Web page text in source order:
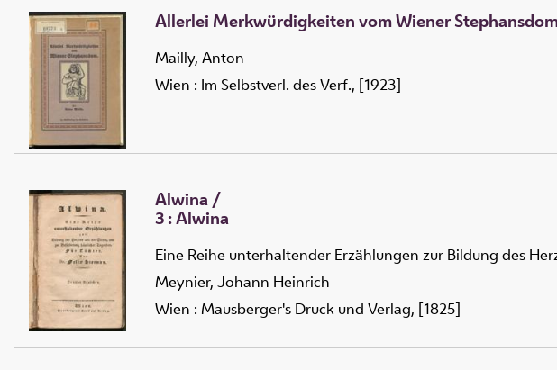
Allerlei Merkwürdigkeiten vom Wiener
Mailly, Anton
Wien : Im Selbstverl. des Verf., [1923]
Alwina/
3 :Alwina
Eine Reihe unterhaltender Erzählungen zur Bildung des
Meynier, Johann Heinrich
Wien : Mausberger's Druck und Verlag, [1825]